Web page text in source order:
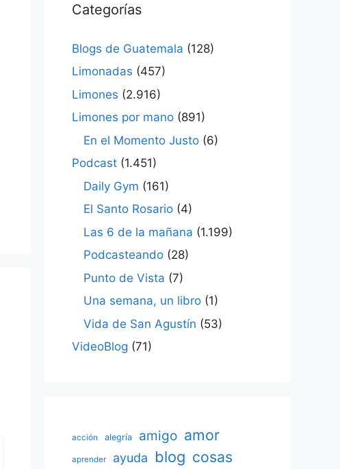
Categorías
Blogs de Guatemala (128)
Limonadas (457)
Limones (2.916)
Limones por mano (891)
En el Momento Justo (6)
Podcast (1.451)
Daily Gym (161)
El Santo Rosario (4)
Las 6 de la mañana (1.199)
Podcasteando (28)
Punto de Vista (7)
Una semana, un libro (1)
Vida de San Agustín (53)
VideoBlog (71)
acción alegría amigo amor
aprender ayuda blog cosas